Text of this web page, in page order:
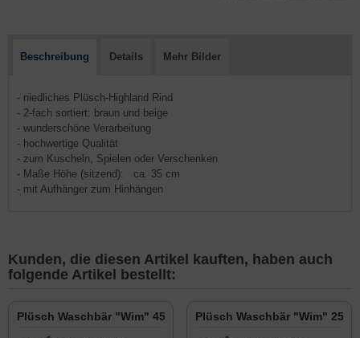
Beschreibung Details Mehr Bilder
- niedliches Plüsch-Highland Rind
- 2-fach sortiert: braun und beige
- wunderschöne Verarbeitung
- hochwertige Qualität
- zum Kuscheln, Spielen oder Verschenken
- Maße Höhe (sitzend): ca. 35 cm
- mit Aufhänger zum Hinhängen
Kunden, die diesen Artikel kauften, haben auch
folgende Artikel bestellt:
Plüsch Waschbär "Wim" 45 cm Plüsch Waschbär "Wim" 25